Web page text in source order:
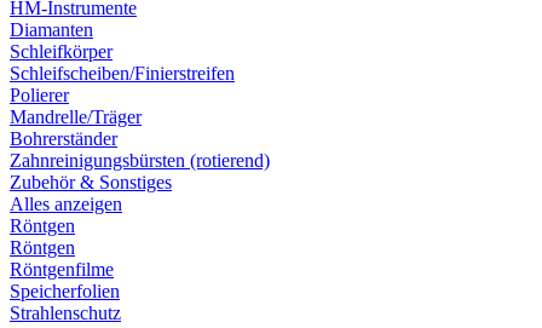
HM-Instrumente
Diamanten
Schleifkörper
Schleifscheiben/Finierstreifen
Polierer
Mandrelle/Träger
Bohrerständer
Zahnreinigungsbürsten (rotierend)
Zubehör & Sonstiges
Alles anzeigen
Röntgen
Röntgen
Röntgenfilme
Speicherfolien
Strahlenschutz